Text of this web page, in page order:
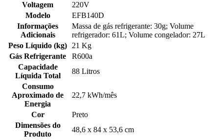
Voltagem
220V
Modelo
EFB140D
Informações
Adicionais
Massa de gás refrigerante: 30g; Volume
refrigerador: 61L; Volume congelador: 27L
Peso Líquido (kg)
21 Kg
Gás Refrigerante
R600a
Capacidade
Líquida Total
88 Litros
Consumo
Aproximado de
Energia
22,7 kWh/mês
Cor
Preto
Dimensões do
Produto
48,6 x 84 x 53,6 cm